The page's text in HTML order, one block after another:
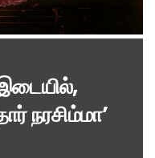
இடையில்,
நரசிம்மா’